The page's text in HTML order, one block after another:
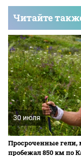
Читайте
30 июля
Просроченные гели,
пробежал 850 км по